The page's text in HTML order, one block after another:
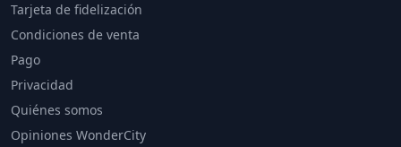
Tarjeta de fidelización
Condiciones de venta
Pago
Privacidad
Quiénes somos
Opiniones WonderCity